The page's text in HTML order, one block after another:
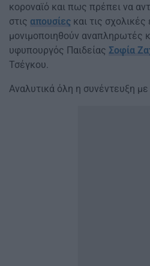
κοροναϊό και πως πρέπει να
στις απουσίες και τις
μονιμοποιηθούν αναπληρωτές
υφυπουργός Παιδείας Σοφία
Τσέγκου.
Αναλυτικά όλη η συνέντευξη